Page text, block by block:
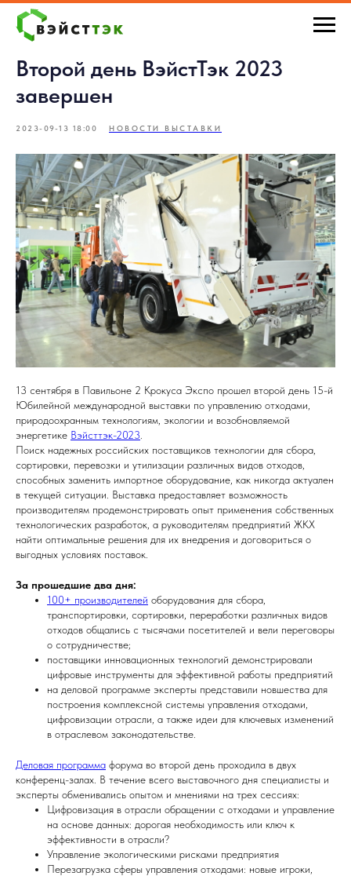
Второй день ВэйстТэк 2023
завершен
2023-09-13 18:00 НОВОСТИ ВЫСТАВКИ
13 сентября в Павильоне 2 Крокуса Экспо прошел второй день 15-й
Юбилейной международной выставки по управлению отходами,
природоохранным технологиям, экологии и возобновляемой
энергетике Вэйсттэк-2023
Поиск надежных российских поставщиков технологии для сбора,
сортировки, перевозки и утилизации различных видов отходов,
способных заменить импортное оборудование, как никогда актуален
в текущей ситуации. Выставка предоставляет возможность
производителям продемонстрировать опыт применения собственных
технологических разработок, а руководителям предприятий ЖКХ
найти оптимальные решения для их внедрения и договориться о
выгодных условиях поставок.
За прошедшие два дня:
100+ производителей оборудования для сбора,
транспортировки, сортировки, переработки различных видов
отходов общались с тысячами посетителей и вели переговоры
о сотрудничестве;
поставщики инновационных технологий демонстрировали
цифровые инструменты для эффективной работы предприятий
на деловой программе эксперты представили новшества для
построения комплексной системы управления отходами,
цифровизации отрасли, а также идеи для ключевых изменений
в отраслевом законодательстве.
Деловая программа форума во второй день проходила в двух
конференц-залах. В течение всего выставочного дня специалисты и
эксперты обменивались опытом и мнениями на трех сессиях:
Цифровизация в отрасли обращении с отходами и управление
на основе данных: дорогая необходимость или ключ к
эффективности в отрасли?
Управление экологическими рисками предприятия
Перезагрузка сферы управления отходами: новые игроки,